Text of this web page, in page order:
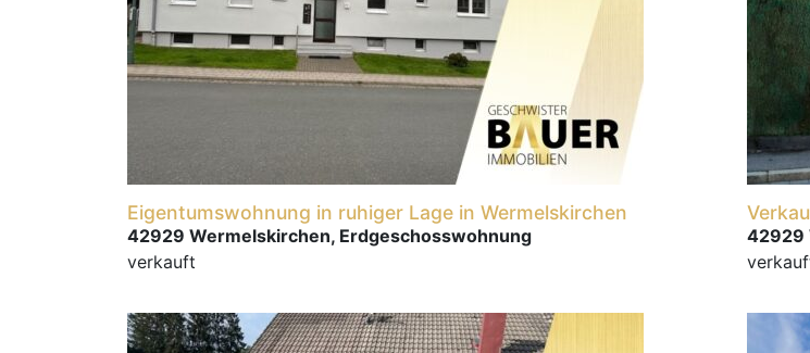
Eigentumswohnung in ruhiger Lage in Wermelskirchen
42929 Wermelskirchen, Erdgeschosswohnung
verkauft
42929